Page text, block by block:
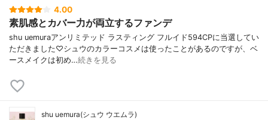
4.00
素肌感とカバー力が両立するファンデ
shu uemuraアンリミテッド ラスティング フルイド594CPに当選してい
ただきました♡シュウのカラーコスメは使ったことがあるのですが、ベ
ースメイクは初め…続きを見る
shu uemura(シュウ ウエムラ)